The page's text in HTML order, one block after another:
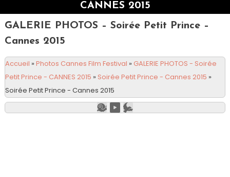
CANNES 2015
GALERIE PHOTOS – Soirée Petit Prince –
Cannes 2015
Accueil »Photos Cannes Film Festival » GALERIE PHOTOS - Soirée
Petit Prince - CANNES 2015 » Soirée Petit Prince - Cannes 2015 »
Soirée Petit Prince - Cannes 2015